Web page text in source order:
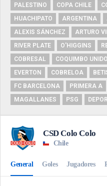
PALESTINO
COPA CHILE
HUACHIPATO
ARGENTINA
ALEXIS SÁNCHEZ
ARTURO
RIVER PLATE
O'HIGGINS
COBRESAL
COQUIMBO UNIDO
EVERTON
COBRELOA
FC BARCELONA
PRIMERA A
MAGALLANES
PSG